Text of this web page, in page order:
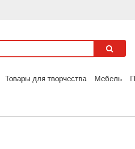
Товары для творчества Мебель